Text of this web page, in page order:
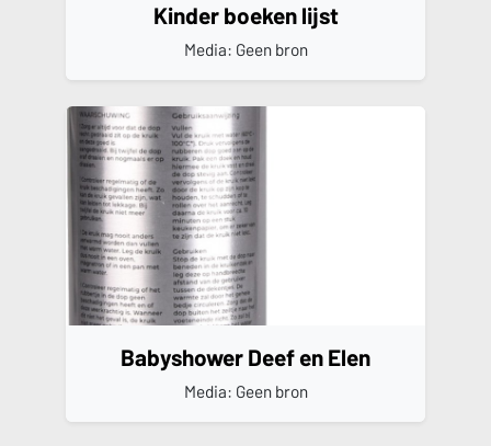
Kinder boeken lijst
Media: Geen bron
Babyshower Deef en Elen
Media: Geen bron